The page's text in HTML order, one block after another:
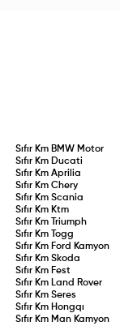
Sıfır Km BMW Motor
Sıfır Km Ducati
Sıfır KmAprilia
Sıfır KmChery
Sıfır KmScania
Sıfır Km Ktm
Sıfır Km
Triumph
Sıfır Km
Togg
Sıfır Km Ford Kamyon
Sıfır KmSkoda
Sıfır Km Fest
Sıfır Km Land Rover
Sıfır KmSeres
Sıfır Km Hongqı
Sıfır Km Man Kamyon